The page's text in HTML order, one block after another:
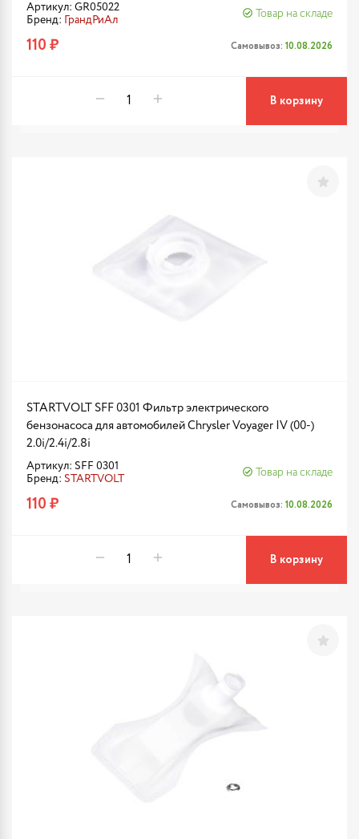
Артикул: GR05022
Бренд: ГрандРиАл
Товар на складе
110 ₽ Самовывоз: 10.08.2026
В корзину
STARTVOLT SFF 0301 Фильтр электрического
бензонасоса для автомобилей Chrysler Voyager IV (00-)
2.0i/2.4i/2.8i
Артикул: SFF 0301
Бренд: STARTVOLT
Товар на складе
110 ₽ Самовывоз: 10.08.2026
В корзину